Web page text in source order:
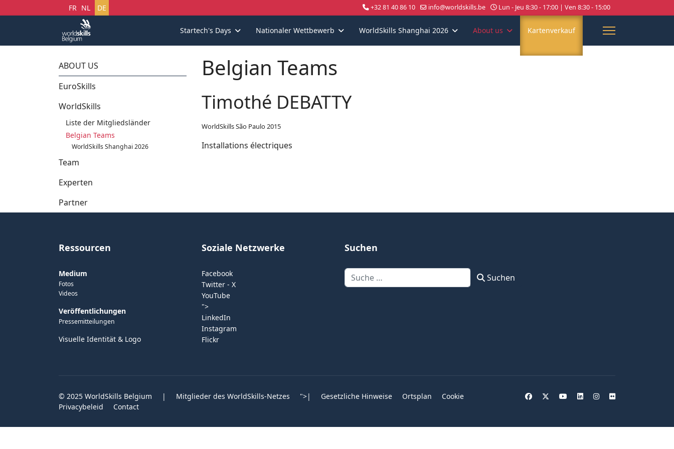
Sprache auswählen
FR NL DE +32 81 40 86 10 info@worldskills.be Lun - Jeu 8:30 - 17:00 | Ven 8:30 - 15:00
Startech's Days Nationaler Wettbewerb WorldSkills Shanghai 2026 About us Kartenverkauf
ABOUT US
EuroSkills
WorldSkills
Liste der Mitgliedsländer
Belgian Teams
WorldSkills Shanghai 2026
Team
Experten
Partner
Belgian Teams
Timothé DEBATTY
WorldSkills São Paulo 2015
Installations électriques
Ressourcen
Medium
Fotos
Videos
Veröffentlichungen
Pressemitteilungen
Visuelle Identität & Logo
Soziale Netzwerke
Facebook
Twitter - X
YouTube
">
LinkedIn
Instagram
Flickr
Suchen
Suchen Suchen
© 2025 WorldSkills Belgium | Mitglieder des WorldSkills-Netzes ">| Gesetzliche Hinweise Ortsplan
Cookie
Privacybeleid
Contact